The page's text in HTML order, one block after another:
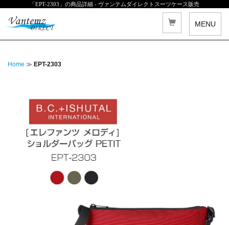
「EPT-2303」の商品詳細 - ヴァンテムダイレクトスーツケース販売
MENU
Home ≫ EPT-2303